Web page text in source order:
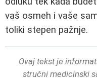
vaš osmeh i vaše
toliki stepen pažnje.
Ovaj tekst je
stručni medicinski